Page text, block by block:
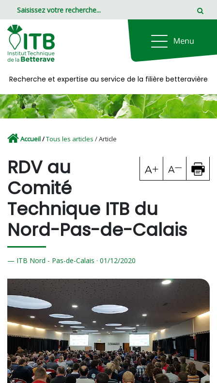
Recherche et expertise au service de la filière betteravière
Accueil/Tous les articles / Article
RDV au
Comité
Technique ITB du
Nord-Pas-de-Calais
ITB Nord - Pas-de-Calais · 01/12/2020
Panneau de gestion des cookies